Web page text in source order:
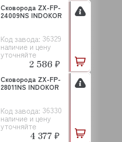
Код завода: 36329
наличие и цену
уточняйте
Сковорода ZX-FP-
24009NS INDOKOR
2 586 ₽
Код завода: 36330
наличие и цену
уточняйте
Сковорода ZX-FP-
28011NS INDOKOR
4 377 ₽